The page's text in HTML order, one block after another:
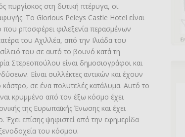
πυργίσκος στη δυτική πτέρυγα, οι
Το Glorious Peleys Castle Hotel είναι
που ρποσφέρει φιλεξενία περασμένων
του Αχιλλέα, από την Ιλιάδα του
του σε αυτό το βουνό κατά τη
Στερεοπούλου είναι δημοσιογράφοι και
Είναι συλλέκτες αντικών και έχουν
κάστρο, σε ένα πολυτελές κατάλυμα. Αυτό το
κρυμμένο από τον έξω κόσμο έχει
της Ευρωπαϊκής Ένωσης και έχει
Έχει επίσης ψηφιστεί από την εφημερίδα
του κόσμου.